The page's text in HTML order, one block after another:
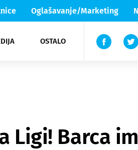
Oglašavanje/Marketing
OSTALO
Lika & Senj
TV
Ligi! Barca